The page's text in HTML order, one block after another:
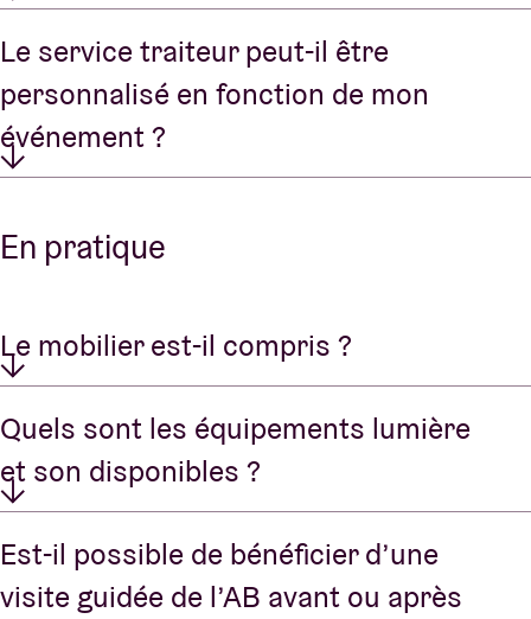
Le service traiteur peut-il être
personnalisé en fonction de mon
événement ?
En pratique
Le mobilier est-il compris ?
Quels sont les équipements lumière
et son disponibles ?
Est-il possible de bénéficier d’une
visite guidée de l’AB avant ou après